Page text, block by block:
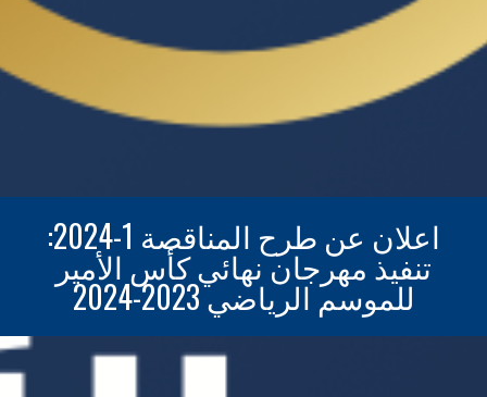
اعلان عن طرح المناقصة 1-2024:
تنفيذ مهرجان نهائي كأس الأمير
للموسم الرياضي 2023-2024